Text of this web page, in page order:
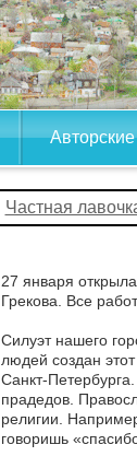
Частная
27 января
Грекова. Все
Силуэт нашего
людей создан
Санкт-
прадедов.
религии.
говоришь